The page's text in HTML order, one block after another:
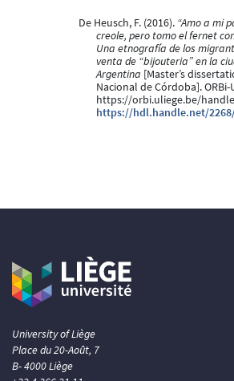
De Heusch, F. (2016). “Amo a mi
creole, pero tomo el fernet
Una etnografía de los
venta de “bijouteria” en la
Argentina [Master’s
Nacional de Córdoba].
https://orbi.uliege.be/
https://hdl.handle.net/
University of Liège
Place du 20-Août, 7
B- 4000 Liège